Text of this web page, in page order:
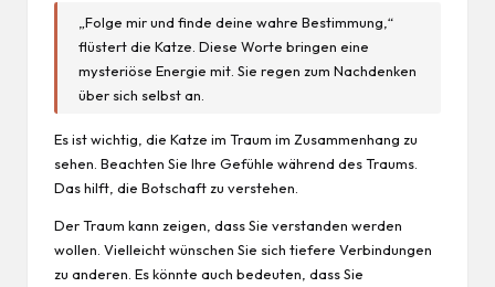
„Folge mir und finde deine wahre Bestimmung,“
flüstert die Katze. Diese Worte bringen eine
mysteriöse Energie mit. Sie regen zum Nachdenken
über sich selbst an.
Es ist wichtig, die Katze im Traum im Zusammenhang zu
sehen. Beachten Sie Ihre Gefühle während des Traums.
Das hilft, die Botschaft zu verstehen.
Der Traum kann zeigen, dass Sie verstanden werden
wollen. Vielleicht wünschen Sie sich tiefere Verbindungen
zu anderen. Es könnte auch bedeuten, dass Sie